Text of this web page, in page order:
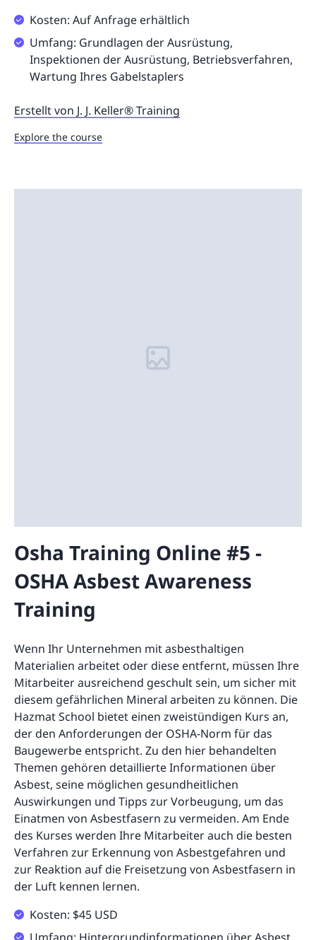
Kosten: Auf Anfrage erhältlich
Umfang: Grundlagen der Ausrüstung,
Inspektionen der Ausrüstung, Betriebsverfahren,
Wartung Ihres Gabelstaplers
Erstellt von J. J. Keller® Training
Explore the course
Osha Training Online #5 -
OSHA Asbest Awareness
Training
Wenn Ihr Unternehmen mit asbesthaltigen
Materialien arbeitet oder diese entfernt, müssen Ihre
Mitarbeiter ausreichend geschult sein, um sicher mit
diesem gefährlichen Mineral arbeiten zu können. Die
Hazmat School bietet einen zweistündigen Kurs an,
der den Anforderungen der OSHA-Norm für das
Baugewerbe entspricht. Zu den hier behandelten
Themen gehören detaillierte Informationen über
Asbest, seine möglichen gesundheitlichen
Auswirkungen und Tipps zur Vorbeugung, um das
Einatmen von Asbestfasern zu vermeiden. Am Ende
des Kurses werden Ihre Mitarbeiter auch die besten
Verfahren zur Erkennung von Asbestgefahren und
zur Reaktion auf die Freisetzung von Asbestfasern in
der Luft kennen lernen.
Kosten: $45 USD
Umfang: Hintergrundinformationen über Asbest,